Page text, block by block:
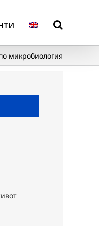
микробиология